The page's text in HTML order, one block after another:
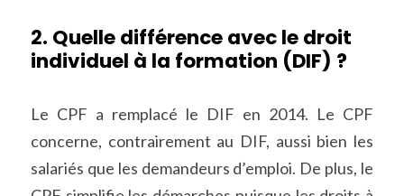
2. Quelle différence avec le droit
individuel à la formation (DIF) ?
Le CPF a remplacé le DIF en 2014. Le CPF
concerne, contrairement au DIF, aussi bien les
salariés que les demandeurs d’emploi. De plus, le